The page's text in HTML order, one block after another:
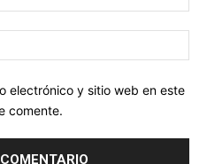
electrónico y sitio web en este
comente.